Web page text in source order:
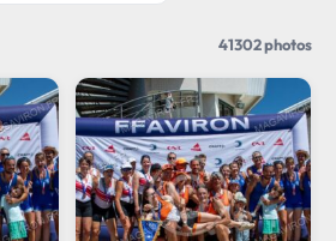
41302 photos